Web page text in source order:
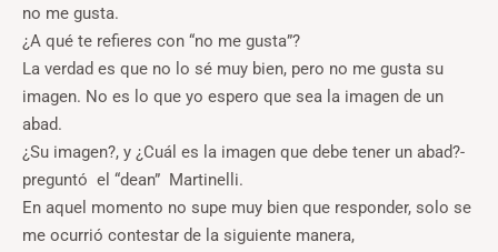
no me gusta.
¿A qué te refieres con “no me gusta”?
La verdad es que no lo sé muy bien, pero no me gusta su
imagen. No es lo que yo espero que sea la imagen de un
abad.
¿Su imagen?, y ¿Cuál es la imagen que debe tener un abad?-
preguntó el “dean” Martinelli.
En aquel momento no supe muy bien que responder, solo se
me ocurrió contestar de la siguiente manera,